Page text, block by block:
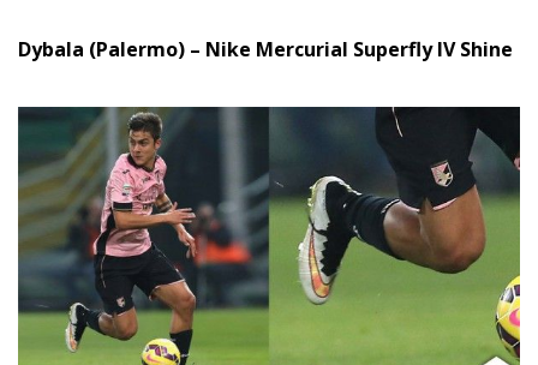
Dybala (Palermo) – Nike Mercurial Superfly IV Shine